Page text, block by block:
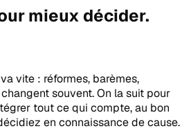
mieux décider.
vite : réformes, barèmes,
souvent. On la suit pour
tout ce qui compte, au bon
en connaissance de cause.